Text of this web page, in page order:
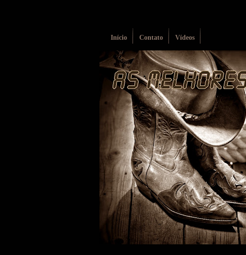
Início Contato Vídeos